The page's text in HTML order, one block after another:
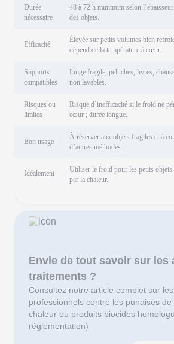
Durée
nécessaire
48 à 72 h minimum selon
des objets.
Efficacité
Élevée sur petits volumes bien
dépend de la température à cœur.
Supports
compatibles
Linge fragile, peluches, livres,
non lavables.
Risques ou
limites
Risque d’inefficacité si le froid ne
cœur ; durée longue.
Bon usage
À réserver aux objets fragiles et à
d’autres méthodes.
Idéalement
Utiliser le froid pour les petits objets
par la chaleur.
Envie de tout savoir sur les
traitements ?
Consultez notre article complet sur
professionnels contre les punaises de
chaleur ou produits biocides
réglementation)